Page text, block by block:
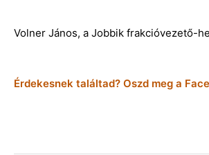
Volner János, a Jobbik frakcióvezető-
Érdekesnek találtad? Oszd meg a